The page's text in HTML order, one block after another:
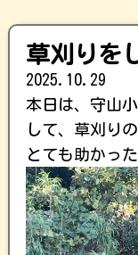
草刈りを
2025.10.29
本日は、守山
して、草刈り
とても助かっ